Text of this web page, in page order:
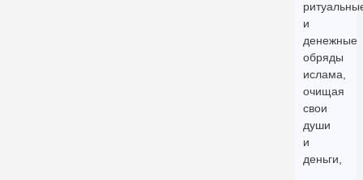
и
денежные
обряды
ислама,
очищая
свои
души
и
деньги,